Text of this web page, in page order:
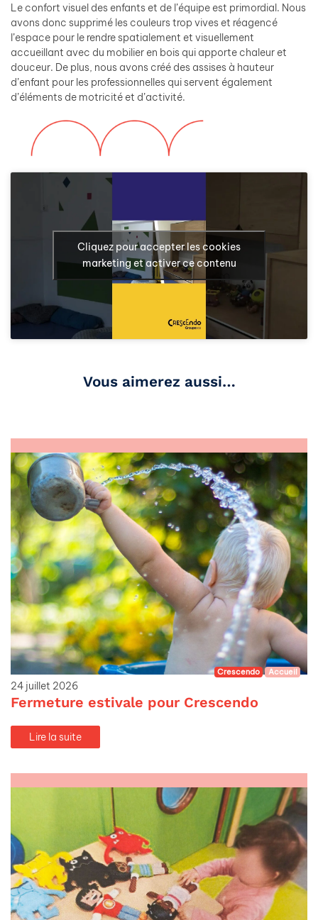
Le confort visuel des enfants et de l’équipe est primordial. Nous
avons donc supprimé les couleurs trop vives et réagencé
l’espace pour le rendre spatialement et visuellement
accueillant avec du mobilier en bois qui apporte chaleur et
douceur. De plus, nous avons créé des assises à hauteur
d’enfant pour les professionnelles qui servent également
d’éléments de motricité et d’activité.
Cliquez pour accepter les cookies
marketing et activer ce contenu
Vous aimerez aussi…
Crescendo Accueil
24 juillet 2026
Fermeture estivale pour Crescendo
Lire la suite